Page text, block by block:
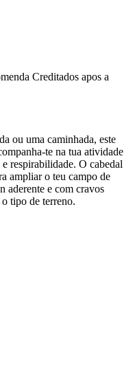
Creditados apos a
ou uma caminhada, este
te na tua atividade
respirabilidade. O cabedal
ampliar o teu campo de
aderente e com cravos
tipo de terreno.